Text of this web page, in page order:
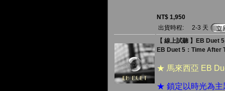
NT$ 1,950
出貨時程:
2-3 天
【 線上試聽 】EB Duet
EB Duet 5：Time After
★ 馬來西亞 EB
★ 鎖定以時光為主